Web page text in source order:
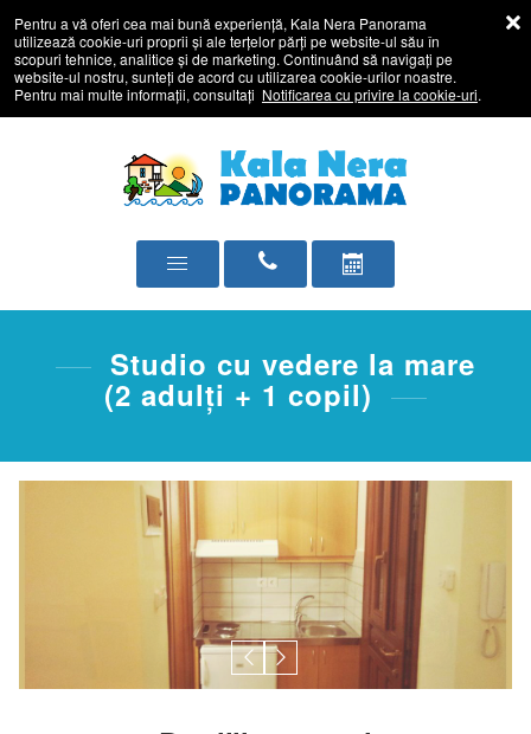
Pentru a vă oferi cea mai bună experiență, Kala Nera Panorama
utilizează cookie-uri proprii și ale terțelor părți pe website-ul său în
scopuri tehnice, analitice și de marketing. Continuând să navigați pe
website-ul nostru, sunteți de acord cu utilizarea cookie-urilor noastre.
Pentru mai multe informații, consultați Notificarea cu privire la cookie-uri.
Studio cu vedere la mare
(2 adulţi + 1 copil)